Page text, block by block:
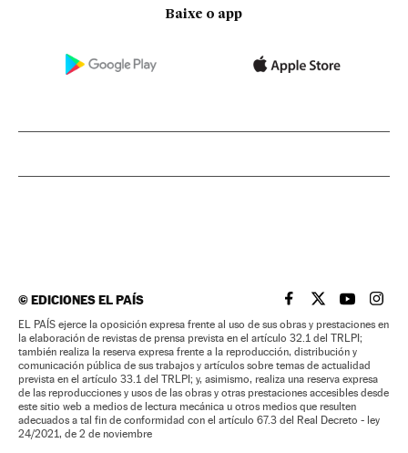
Baixe o app
©EDICIONES EL PAÍS EL PAÍS BRASIL EN
EL PAÍSEL PAÍS
EL
EL PAÍS ejerce la oposición expresa frente al uso de sus obras y prestaciones en
la elaboración de revistas de prensa prevista en el artículo 32.1 del TRLPI;
también realiza la reserva expresa frente a la reproducción, distribución y
comunicación pública de sus trabajos y artículos sobre temas de actualidad
prevista en el artículo 33.1 del TRLPI; y, asimismo, realiza una reserva expresa
de las reproducciones y usos de las obras y otras prestaciones accesibles desde
este sitio web a medios de lectura mecánica u otros medios que resulten
adecuados a tal fin de conformidad con el artículo 67.3 del Real Decreto - ley
24/2021, de 2 de noviembre